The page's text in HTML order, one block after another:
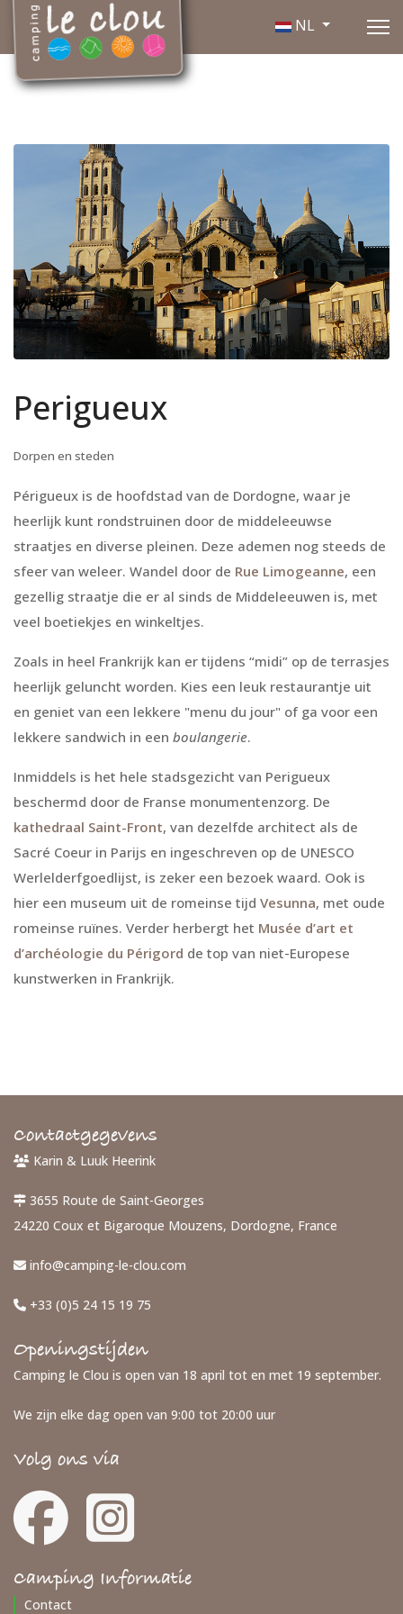
Selecteer de taal
NL
Perigueux
Dorpen en steden
Périgueux is de hoofdstad van de Dordogne, waar je
heerlijk kunt rondstruinen door de middeleeuwse
straatjes en diverse pleinen. Deze ademen nog steeds de
sfeer van weleer. Wandel door de Rue Limogeanne, een
gezellig straatje die er al sinds de Middeleeuwen is, met
veel boetiekjes en winkeltjes.
Zoals in heel Frankrijk kan er tijdens “midi” op de terrasjes
heerlijk geluncht worden. Kies een leuk restaurantje uit
en geniet van een lekkere "menu du jour" of ga voor een
lekkere sandwich in een boulangerie.
Inmiddels is het hele stadsgezicht van Perigueux
beschermd door de Franse monumentenzorg. De
kathedraal Saint-Front, van dezelfde architect als de
Sacré Coeur in Parijs en ingeschreven op de UNESCO
Werlelderfgoedlijst, is zeker een bezoek waard. Ook is
hier een museum uit de romeinse tijd Vesunna, met oude
romeinse ruïnes. Verder herbergt het Musée d’art et
d’archéologie du Périgord de top van niet-Europese
kunstwerken in Frankrijk.
Contactgegevens
Karin & Luuk Heerink
3655 Route de Saint-Georges
24220 Coux et Bigaroque Mouzens, Dordogne, France
info@camping-le-clou.com
+33 (0)5 24 15 19 75
Openingstijden
Camping le Clou is open van 18 april tot en met 19 september.
We zijn elke dag open van 9:00 tot 20:00 uur
Volg ons via
Camping Informatie
Contact